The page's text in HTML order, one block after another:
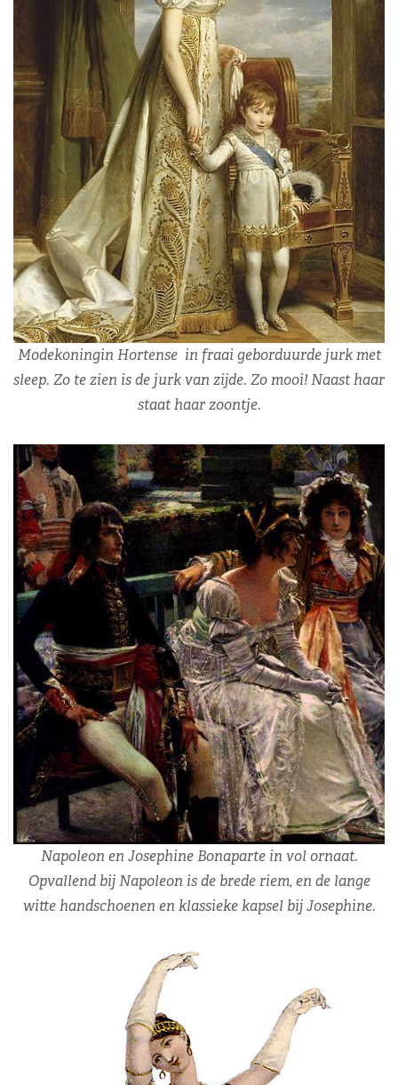
Modekoningin Hortense in fraai geborduurde jurk met
sleep. Zo te zien is de jurk van zijde. Zo mooi! Naast haar
staat haar zoontje.
Napoleon en Josephine Bonaparte in vol ornaat.
Opvallend bij Napoleon is de brede riem, en de lange
witte handschoenen en klassieke kapsel bij Josephine.